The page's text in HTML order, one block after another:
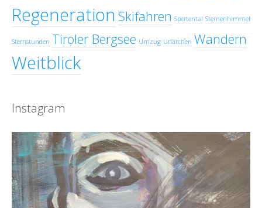
Regeneration Skifahren Spertental Sternenhimmel
Sternstunden Tiroler Bergsee Umzug Urlärchen Wandern
Weitblick
Instagram